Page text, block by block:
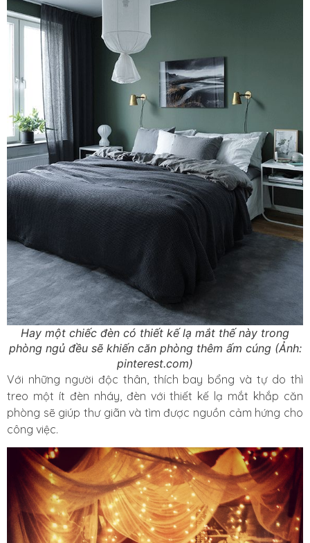
Hay một chiếc đèn có thiết kế lạ mắt thế này trong
phòng ngủ đều sẽ khiến căn phòng thêm ấm cúng (Ảnh:
pinterest.com)
Với những người độc thân, thích bay bổng và tự do thì
treo một ít đèn nháy, đèn với thiết kế lạ mắt khắp căn
phòng sẽ giúp thư giãn và tìm được nguồn cảm hứng cho
công việc.